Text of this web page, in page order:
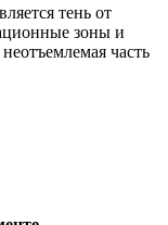
тень от
зоны и
часть